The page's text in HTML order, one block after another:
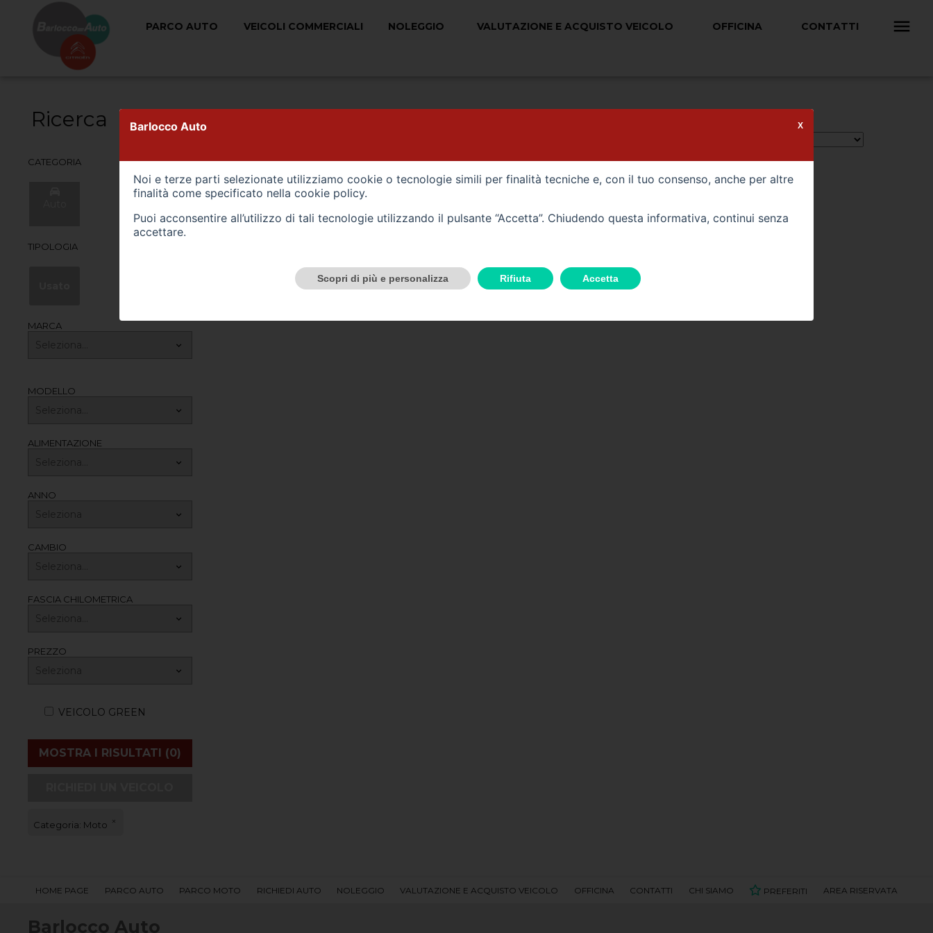
PARCO AUTO VEICOLI COMMERCIALI NOLEGGIO VALUTAZIONE E ACQUISTO VEICOLO OFFICINA CONTATTI
Ricerca
CATEGORIA
Commerciali
TIPOLOGIA
MARCA
MODELLO
ALIMENTAZIONE
ANNO
CAMBIO
FASCIA CHILOMETRICA
PREZZO
VEICOLO GREEN
Categoria: Moto
HOME PAGE PARCO AUTO PARCO MOTO RICHIEDI AUTO NOLEGGIO VALUTAZIONE E ACQUISTO VEICOLO OFFICINA CONTATTI CHI SIAMO PREFERITI AREA RISERVATA
Barlocco Auto
Barlocco Auto
Noi e terze parti selezionate utilizziamo cookie o tecnologie simili per finalità tecniche e, con il tuo consenso, anche per altre
finalità come specificato nella cookie policy.
Puoi acconsentire all’utilizzo di tali tecnologie utilizzando il pulsante “Accetta”. Chiudendo questa informativa, continui senza
accettare.
Scopri di più e personalizza Rifiuta Accetta
X